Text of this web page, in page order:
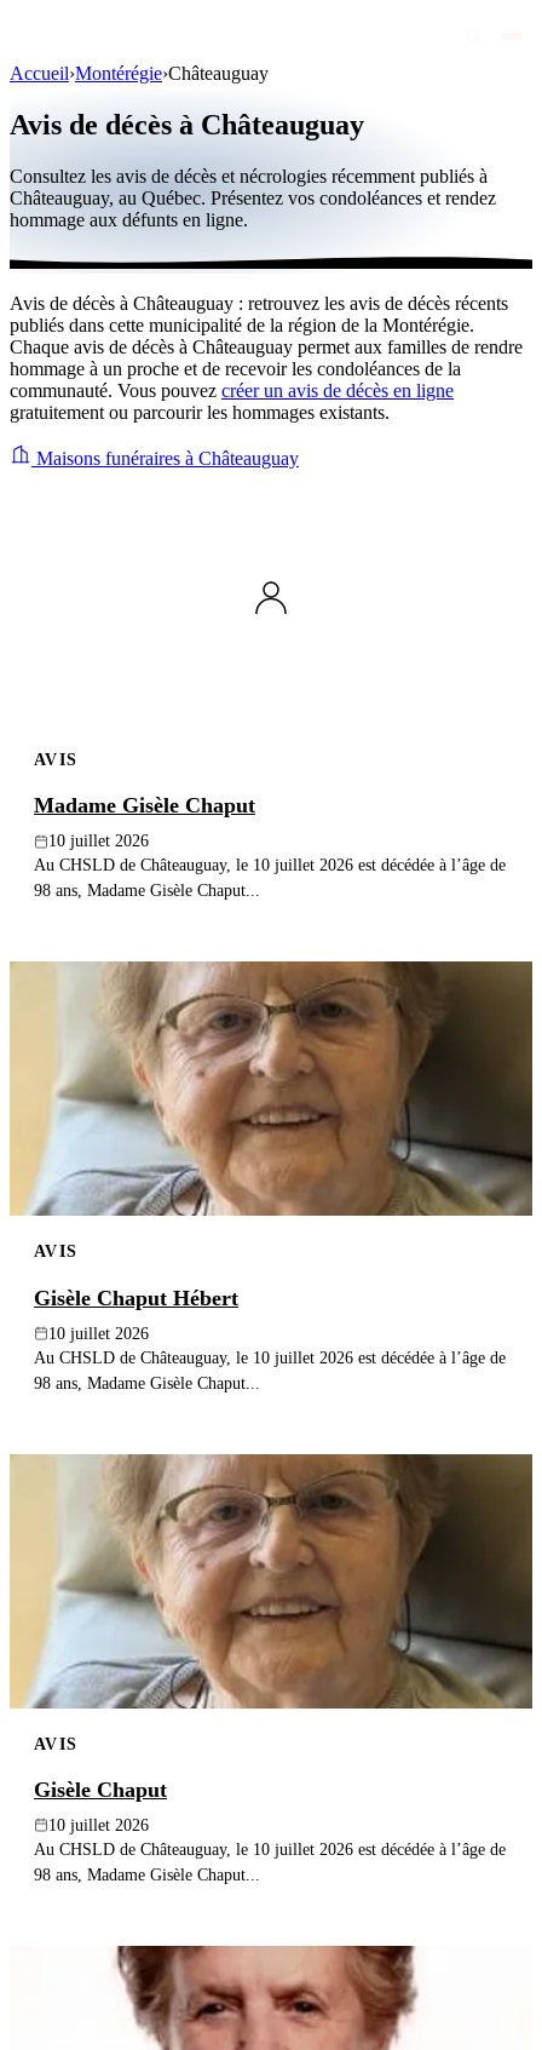
Personnalités publiques
Québec
Canada
International
Par région
Par ville
Maisons funéraires
Éternea
Accueil›Montérégie›Châteauguay
Avis de décès à Châteauguay
Consultez les avis de décès et nécrologies récemment publiés à
Châteauguay, au Québec. Présentez vos condoléances et rendez
hommage aux défunts en ligne.
Avis de décès à Châteauguay : retrouvez les avis de décès récents
publiés dans cette municipalité de la région de la Montérégie.
Chaque avis de décès à Châteauguay permet aux familles de rendre
hommage à un proche et de recevoir les condoléances de la
communauté. Vous pouvez créer un avis de décès en ligne
gratuitement ou parcourir les hommages existants.
Maisons funéraires à Châteauguay
AVIS
Madame Gisèle Chaput
10 juillet 2026
Au CHSLD de Châteauguay, le 10 juillet 2026 est décédée à l’âge de
98 ans, Madame Gisèle Chaput...
AVIS
Gisèle Chaput Hébert
10 juillet 2026
Au CHSLD de Châteauguay, le 10 juillet 2026 est décédée à l’âge de
98 ans, Madame Gisèle Chaput...
AVIS
Gisèle Chaput
10 juillet 2026
Au CHSLD de Châteauguay, le 10 juillet 2026 est décédée à l’âge de
98 ans, Madame Gisèle Chaput...